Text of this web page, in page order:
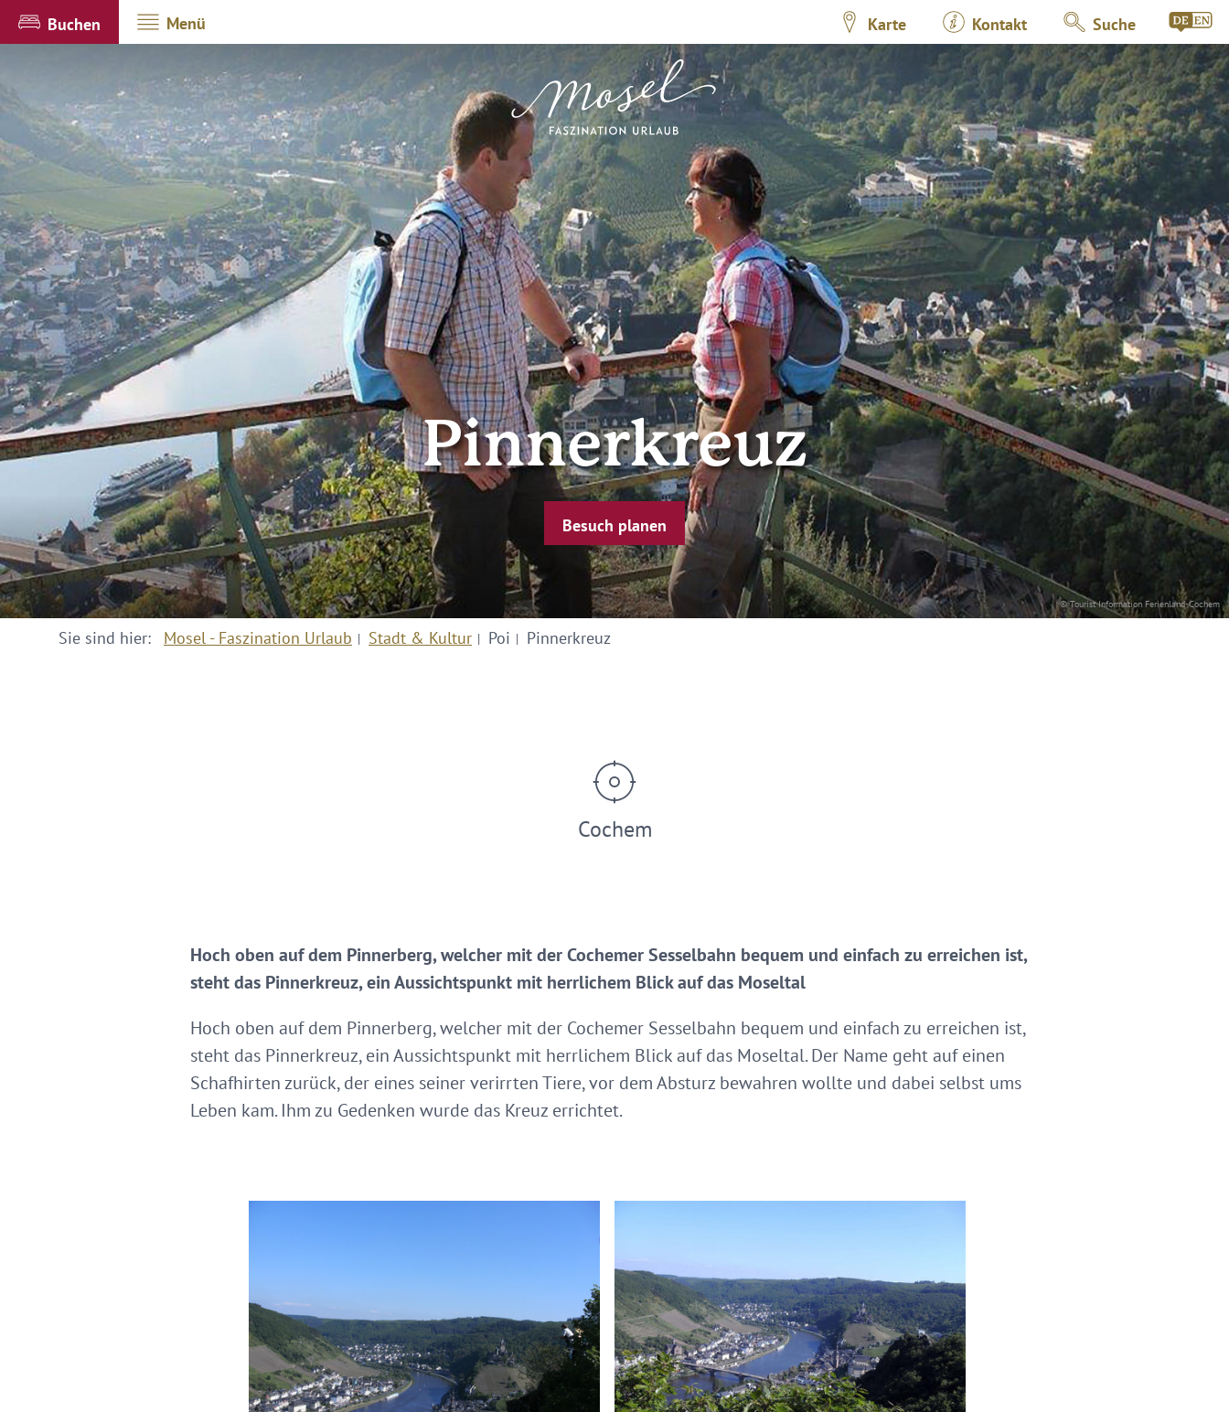
Buchen Menü Karte Kontakt Suche
© Tourist Information Ferienland-Cochem
Pinnerkreuz
Besuch planen
Sie sind hier: Mosel - Faszination Urlaub Stadt & Kultur Poi Pinnerkreuz
Cochem
Hoch oben auf dem Pinnerberg, welcher mit der Cochemer Sesselbahn bequem und einfach zu erreichen ist,
steht das Pinnerkreuz, ein Aussichtspunkt mit herrlichem Blick auf das Moseltal
Hoch oben auf dem Pinnerberg, welcher mit der Cochemer Sesselbahn bequem und einfach zu erreichen ist,
steht das Pinnerkreuz, ein Aussichtspunkt mit herrlichem Blick auf das Moseltal. Der Name geht auf einen
Schafhirten zurück, der eines seiner verirrten Tiere, vor dem Absturz bewahren wollte und dabei selbst ums
Leben kam. Ihm zu Gedenken wurde das Kreuz errichtet.